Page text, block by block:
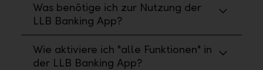
Was benötige ich zur Nutzung der
LLB Banking App?
Wie aktiviere ich "alle Funktionen" in
der LLB Banking App?